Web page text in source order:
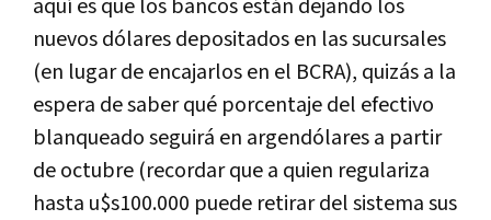
aquí es que los bancos están dejando los
nuevos dólares depositados en las sucursales
(en lugar de encajarlos en el BCRA), quizás a la
espera de saber qué porcentaje del efectivo
blanqueado seguirá en argendólares a partir
de octubre (recordar que a quien regulariza
hasta u$s100.000 puede retirar del sistema sus